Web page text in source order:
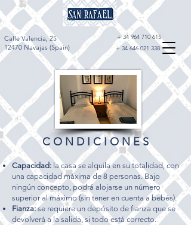
+34 646 021 338
Calle Valencia, 25
12470 Navajas (Spain)
+34 964 710 615
C O N D I C I O N E S
Capacidad: la casa se alquila en su totalidad, con
una capacidad máxima de 8 personas. Bajo
ningún concepto, podrá alojarse un número
superior al máximo (sin tener en cuenta a bebés).
Fianza:se requiere un depósito de fianza que se
devolverá a la salida, si todo está correcto.​